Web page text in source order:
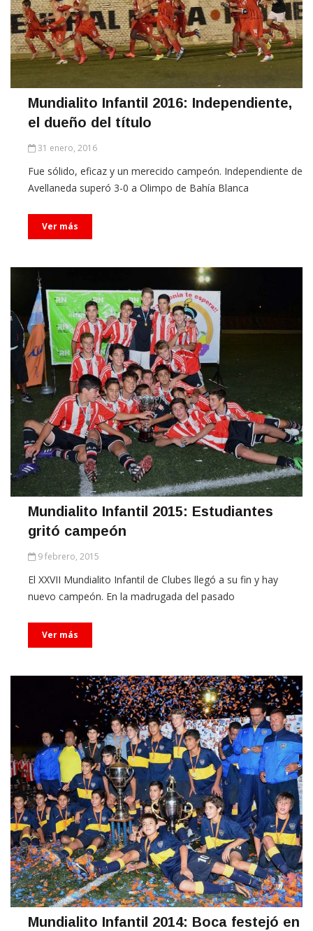
Mundialito Infantil 2016: Independiente,
el dueño del título
31 enero, 2016
Fue sólido, eficaz y un merecido campeón. Independiente de
Avellaneda superó 3-0 a Olimpo de Bahía Blanca
Ver más
Mundialito Infantil 2015: Estudiantes
gritó campeón
9 febrero, 2015
El XXVII Mundialito Infantil de Clubes llegó a su fin y hay
nuevo campeón. En la madrugada del pasado
Ver más
Mundialito Infantil 2014: Boca festejó en